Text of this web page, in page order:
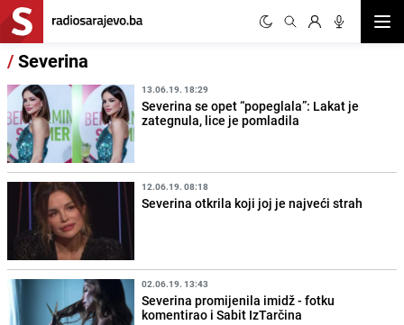
/Severina
13.06.19. 18:29
Severina se opet “popeglala”: Lakat je
zategnula, lice je pomladila
12.06.19. 08:18
Severina otkrila koji joj je najveći strah
02.06.19. 13:43
Severina promijenila imidž - fotku
komentirao i Sabit IzTarčina